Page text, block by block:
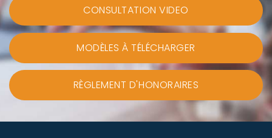
CONSULTATION VIDEO
MODÈLES À TÉLÉCHARGER
RÈGLEMENT D'HONORAIRES